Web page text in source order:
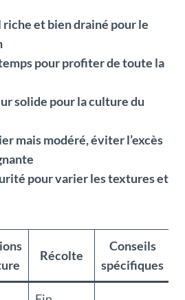
riche et bien drainé pour le
pour profiter de toute la
solide pour la culture du
mais modéré, éviter l’excès
pour varier les textures et
Récolte
Conseils
spécifiques